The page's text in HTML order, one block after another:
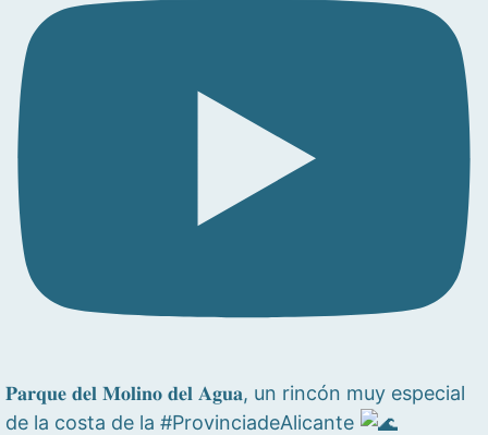
𝐏𝐚𝐫𝐪𝐮𝐞 𝐝𝐞𝐥 𝐌𝐨𝐥𝐢𝐧𝐨 𝐝𝐞𝐥 𝐀𝐠𝐮𝐚, un rincón muy especial
de la costa de la #ProvinciadeAlicante